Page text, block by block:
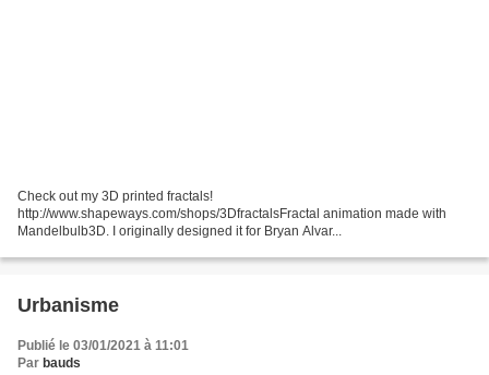
Check out my 3D printed fractals!
http://www.shapeways.com/shops/3DfractalsFractal animation made with
Mandelbulb3D. I originally designed it for Bryan Alvar...
Urbanisme
Publié le 03/01/2021 à 11:01
Par bauds